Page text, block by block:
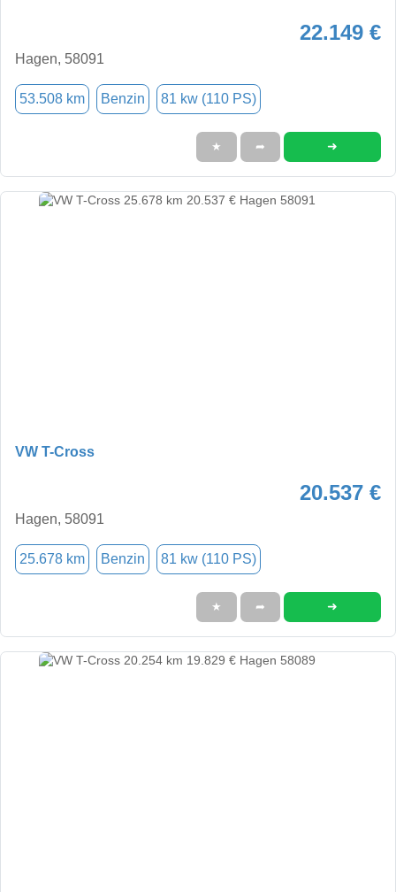
22.149 €
Hagen, 58091
53.508 km Benzin 81 kw (110 PS)
★ ➦ ➜
VW T-Cross
20.537 €
Hagen, 58091
25.678 km Benzin 81 kw (110 PS)
★ ➦ ➜